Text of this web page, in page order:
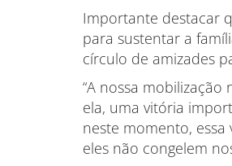
Importante destacar
para sustentar a
círculo de amizades
“A nossa mobilização
ela, uma vitória
neste momento,
eles não congelem